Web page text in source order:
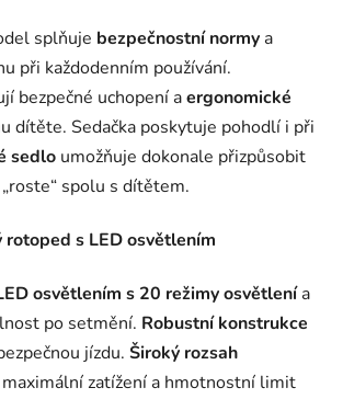
splňuje bezpečnostní normy a
při každodenním používání.
bezpečné uchopení aergonomické
dítěte. Sedačka poskytuje pohodlí i při
sedlo umožňuje dokonale přizpůsobit
spolu s dítětem.
s LED osvětlením
osvětlením s 20 režimy osvětlenía
po setmění. Robustní konstrukce
jízdu. Široký rozsah
zatížení a hmotnostní limit